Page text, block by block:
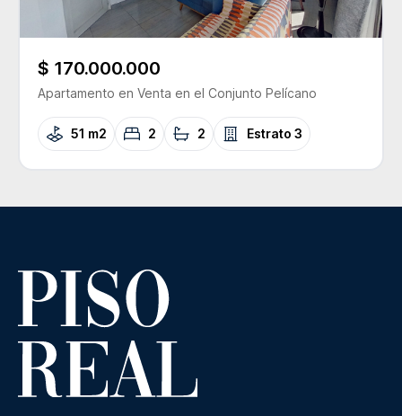
$ 170.000.000
Apartamento en Venta en el Conjunto Pelícano
51 m2 2 2 Estrato 3